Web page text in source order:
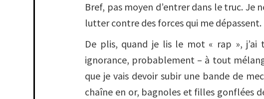
Bref, pas moyen d’entrer dans le truc. Je
lutter contre des forces qui me dépassent.
De plis, quand je lis le mot « rap », j’ai
ignorance, probablement – à tout
que je vais devoir subir une bande de
chaîne en or, bagnoles et filles gonflées